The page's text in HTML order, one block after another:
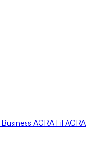
Business AGRA Fil AGRA